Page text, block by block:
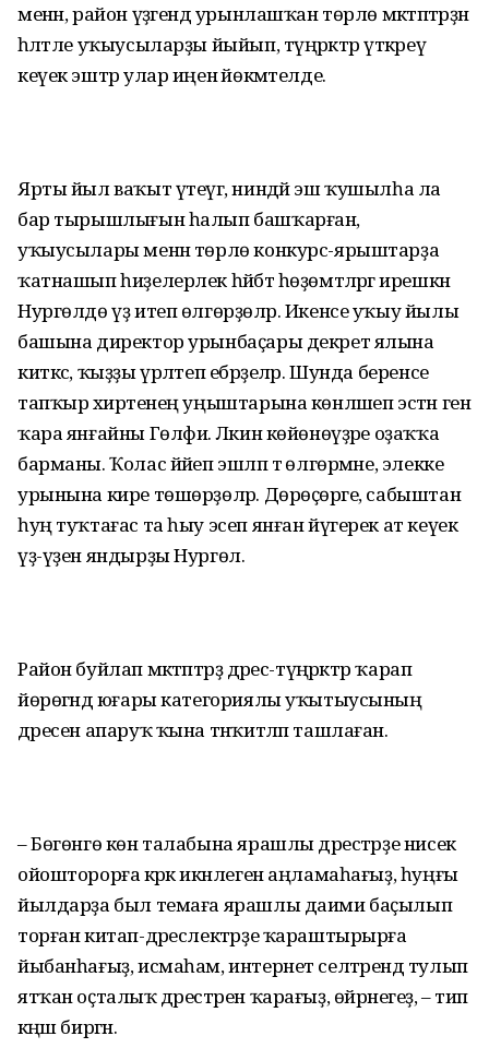
менән, район үҙәгендә урынлашҡан төрлө мәктәптәрҙән
һәләтле уҡыусыларҙы йыйып, түңәрәктәр үткәреү
кеүек эштәр улар иңенә йөкмәтелде.
Ярты йыл ваҡыт үтеүгә, ниндәй эш ҡушылһа ла
бар тырышлығын һалып башҡарған,
уҡыусылары менән төрлө конкурс-ярыштарҙа
ҡатнашып һиҙелерлек һәйбәт һөҙөмтәләргә ирешкән
Нургөлдө үҙ итеп өлгөрҙөләр. Икенсе уҡыу йылы
башына директор урынбаҫары декрет ялына
киткәс, ҡыҙҙы үрләтеп ебәрҙеләр. Шунда беренсе
тапҡыр әхирәтенең уңыштарына көнләшеп эстән генә
ҡара янғайны Гөлфиә. Ләкин көйөнөүҙәре оҙаҡҡа
барманы. Ҡолас йәйеп эшләп тә өлгөрмәне, элекке
урынына кире төшөрҙөләр. Дөрөҫөрәге, сабыштан
һуң туҡтағас та һыу эсеп янған йүгерек ат кеүек
үҙ-үҙен яндырҙы Нургөл.
Район буйлап мәктәптәрҙә дәрес-түңәрәктәр ҡарап
йөрөгәндә юғары категориялы уҡытыусының
дәресен апаруҡ ҡына тәнҡитләп ташлаған.
– Бөгөнгө көн талабына ярашлы дәрестәрҙе нисек
ойошторорға кәрәк икәнлеген аңламаһағыҙ, һуңғы
йылдарҙа был темаға ярашлы даими баҫылып
торған китап-дәреслектәрҙе ҡараштырырға
йыбанһағыҙ, исмаһам, интернет селтәрендә тулып
ятҡан оҫталыҡ дәрестәрен ҡарағыҙ, өйрәнегеҙ, – тип
кәңәш биргән.